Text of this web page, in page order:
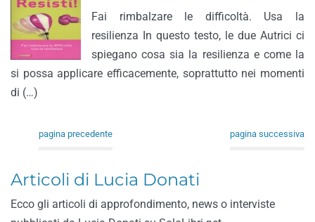
Fai rimbalzare le difficoltà. Usa la
resilienza In questo testo, le due Autrici ci
spiegano cosa sia la resilienza e come la
si possa applicare efficacemente, soprattutto nei momenti
di (…)
pagina precedente pagina successiva
Articoli di Lucia Donati
Ecco gli articoli di approfondimento, news o interviste